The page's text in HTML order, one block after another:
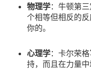
物理学：牛顿第
个相等但相反的反
你的。
心理学：卡尔荣
持，而且在力量中